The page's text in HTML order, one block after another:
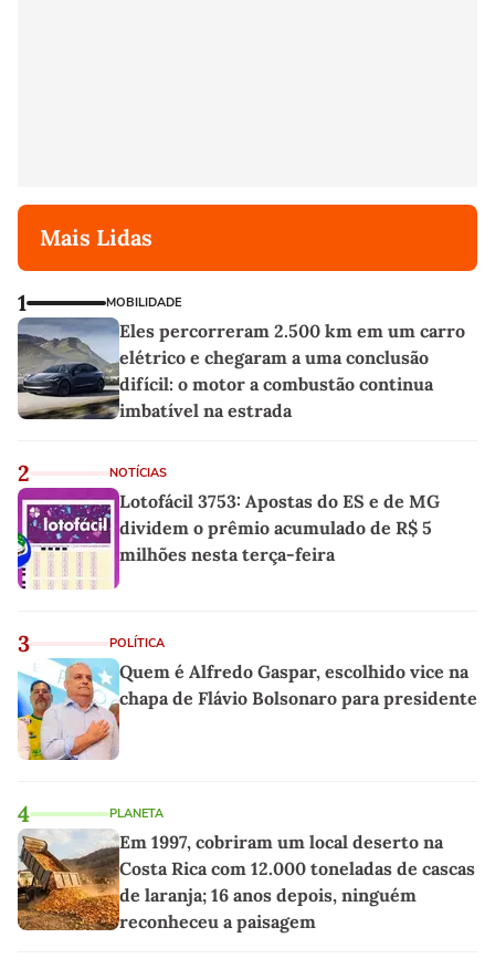
Mais Lidas
1 MOBILIDADE
Eles percorreram 2.500 km em um carro
elétrico e chegaram a uma conclusão
difícil: o motor a combustão continua
imbatível na estrada
2 NOTÍCIAS
Lotofácil 3753: Apostas do ES e de MG
dividem o prêmio acumulado de R$ 5
milhões nesta terça-feira
3 POLÍTICA
Quem é Alfredo Gaspar, escolhido vice na
chapa de Flávio Bolsonaro para presidente
4 PLANETA
Em 1997, cobriram um local deserto na
Costa Rica com 12.000 toneladas de cascas
de laranja; 16 anos depois, ninguém
reconheceu a paisagem